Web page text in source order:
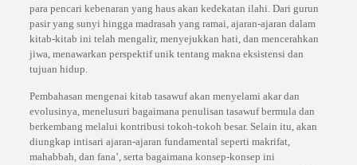
para pencari kebenaran yang haus akan kedekatan ilahi. Dari gurun
pasir yang sunyi hingga madrasah yang ramai, ajaran-ajaran dalam
kitab-kitab ini telah mengalir, menyejukkan hati, dan mencerahkan
jiwa, menawarkan perspektif unik tentang makna eksistensi dan
tujuan hidup.
Pembahasan mengenai kitab tasawuf akan menyelami akar dan
evolusinya, menelusuri bagaimana penulisan tasawuf bermula dan
berkembang melalui kontribusi tokoh-tokoh besar. Selain itu, akan
diungkap intisari ajaran-ajaran fundamental seperti makrifat,
mahabbah, dan fana’, serta bagaimana konsep-konsep ini